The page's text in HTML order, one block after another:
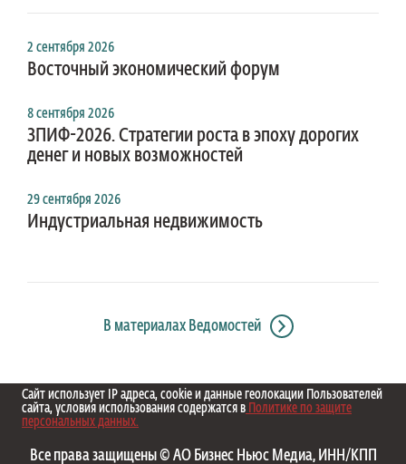
2 сентября 2026
Восточный экономический форум
8 сентября 2026
ЗПИФ-2026. Стратегии роста в эпоху дорогих
денег и новых возможностей
29 сентября 2026
Индустриальная недвижимость
В материалах Ведомостей
Сайт использует IP адреса, cookie и данные геолокации Пользователей
сайта, условия использования содержатся в Политике по защите
персональных данных.
Все права защищены © АО Бизнес Ньюс Медиа, ИНН/КПП